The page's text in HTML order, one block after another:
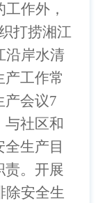
作外，
打捞湘江
沿岸水清
产工作常
产会议7
与社区和
生产目
责。开展
除安全生